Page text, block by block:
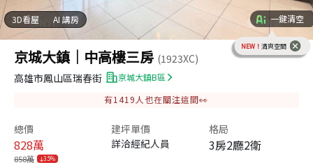
3D看屋 AI 講房 一鍵清空
NEW！ 清爽空間
京城大鎮｜中高樓三房 (1923XC)
高雄市鳳山區瑞春街
京城大鎮B區
有1419 人也在關注這間👀
總價
828萬
858萬 3.5%
建坪單價
詳洽經紀人員
格局
3房2廳2衛